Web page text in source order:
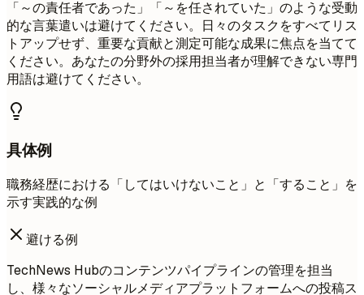
「～の責任者であった」「～を任されていた」のような受動
的な言葉遣いは避けてください。日々のタスクをすべてリス
トアップせず、重要な貢献と測定可能な成果に焦点を当てて
ください。あなたの分野外の採用担当者が理解できない専門
用語は避けてください。
具体例
職務経歴における「してはいけないこと」と「すること」を
示す実践的な例
避ける例
TechNews Hubのコンテンツパイプラインの管理を担当
し、様々なソーシャルメディアプラットフォームへの投稿ス